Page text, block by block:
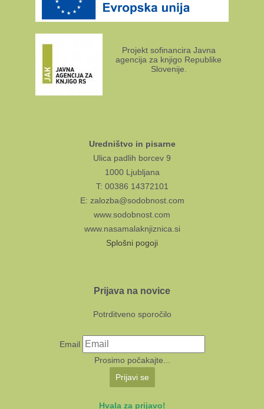
Projekt sofinancira Javna
agencija za knjigo Republike
Slovenije.
Uredništvo in pisarne
Ulica padlih borcev 9
1000 Ljubljana
T: 00386 14372101
E: zalozba@sodobnost.com
www.sodobnost.com
www.nasamalaknjiznica.si
Splošni pogoji
Prijava na novice
Potrditveno sporočilo
Email
Prosimo počakajte...
Prijavi se
Hvala za prijavo!